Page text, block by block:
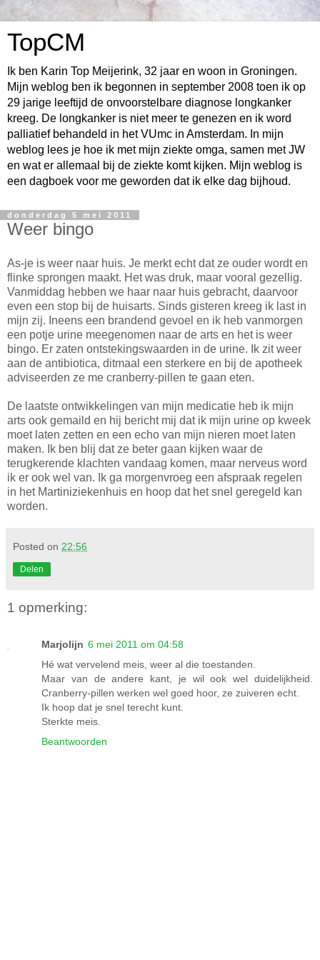
TopCM
Ik ben Karin Top Meijerink, 32 jaar en woon in Groningen.
Mijn weblog ben ik begonnen in september 2008 toen ik op
29 jarige leeftijd de onvoorstelbare diagnose longkanker
kreeg. De longkanker is niet meer te genezen en ik word
palliatief behandeld in het VUmc in Amsterdam. In mijn
weblog lees je hoe ik met mijn ziekte omga, samen met JW
en wat er allemaal bij de ziekte komt kijken. Mijn weblog is
een dagboek voor me geworden dat ik elke dag bijhoud.
donderdag 5 mei 2011
Weer bingo
As-je is weer naar huis. Je merkt echt dat ze ouder wordt en
flinke sprongen maakt. Het was druk, maar vooral gezellig.
Vanmiddag hebben we haar naar huis gebracht, daarvoor
even een stop bij de huisarts. Sinds gisteren kreeg ik last in
mijn zij. Ineens een brandend gevoel en ik heb vanmorgen
een potje urine meegenomen naar de arts en het is weer
bingo. Er zaten ontstekingswaarden in de urine. Ik zit weer
aan de antibiotica, ditmaal een sterkere en bij de apotheek
adviseerden ze me cranberry-pillen te gaan eten.
De laatste ontwikkelingen van mijn medicatie heb ik mijn
arts ook gemaild en hij bericht mij dat ik mijn urine op kweek
moet laten zetten en een echo van mijn nieren moet laten
maken. Ik ben blij dat ze beter gaan kijken waar de
terugkerende klachten vandaag komen, maar nerveus word
ik er ook wel van. Ik ga morgenvroeg een afspraak regelen
in het Martiniziekenhuis en hoop dat het snel geregeld kan
worden.
Posted on 22:56
Delen
1 opmerking:
Marjolijn 6 mei 2011 om 04:58
Hé wat vervelend meis, weer al die toestanden.
Maar van de andere kant, je wil ook wel duidelijkheid.
Cranberry-pillen werken wel goed hoor, ze zuiveren echt.
Ik hoop dat je snel terecht kunt.
Sterkte meis.
Beantwoorden